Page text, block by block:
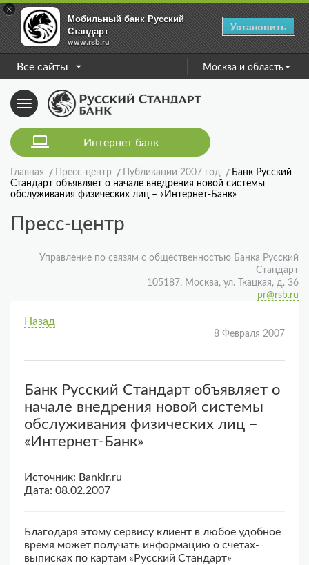
×
Мобильный банк Русский
Стандарт
www.rsb.ru
Установить
Все сайты Москва и область
Toggle
navigation
Интернет банк
Главная Пресс-центр Публикации 2007 год
Банк Русский
Стандарт объявляет о начале внедрения новой системы
обслуживания физических лиц – «Интернет-Банк»
Пресс-центр
Управление по связям с общественностью Банка Русский
Стандарт
105187, Москва, ул. Ткацкая, д. 36
pr@rsb.ru
Назад
8 Февраля 2007
Банк Русский Стандарт объявляет о
начале внедрения новой системы
обслуживания физических лиц –
«Интернет-Банк»
Источник: Bankir.ru
Дата: 08.02.2007
Благодаря этому сервису клиент в любое удобное
время может получать информацию о счетах-
выписках по картам «Русский Стандарт»